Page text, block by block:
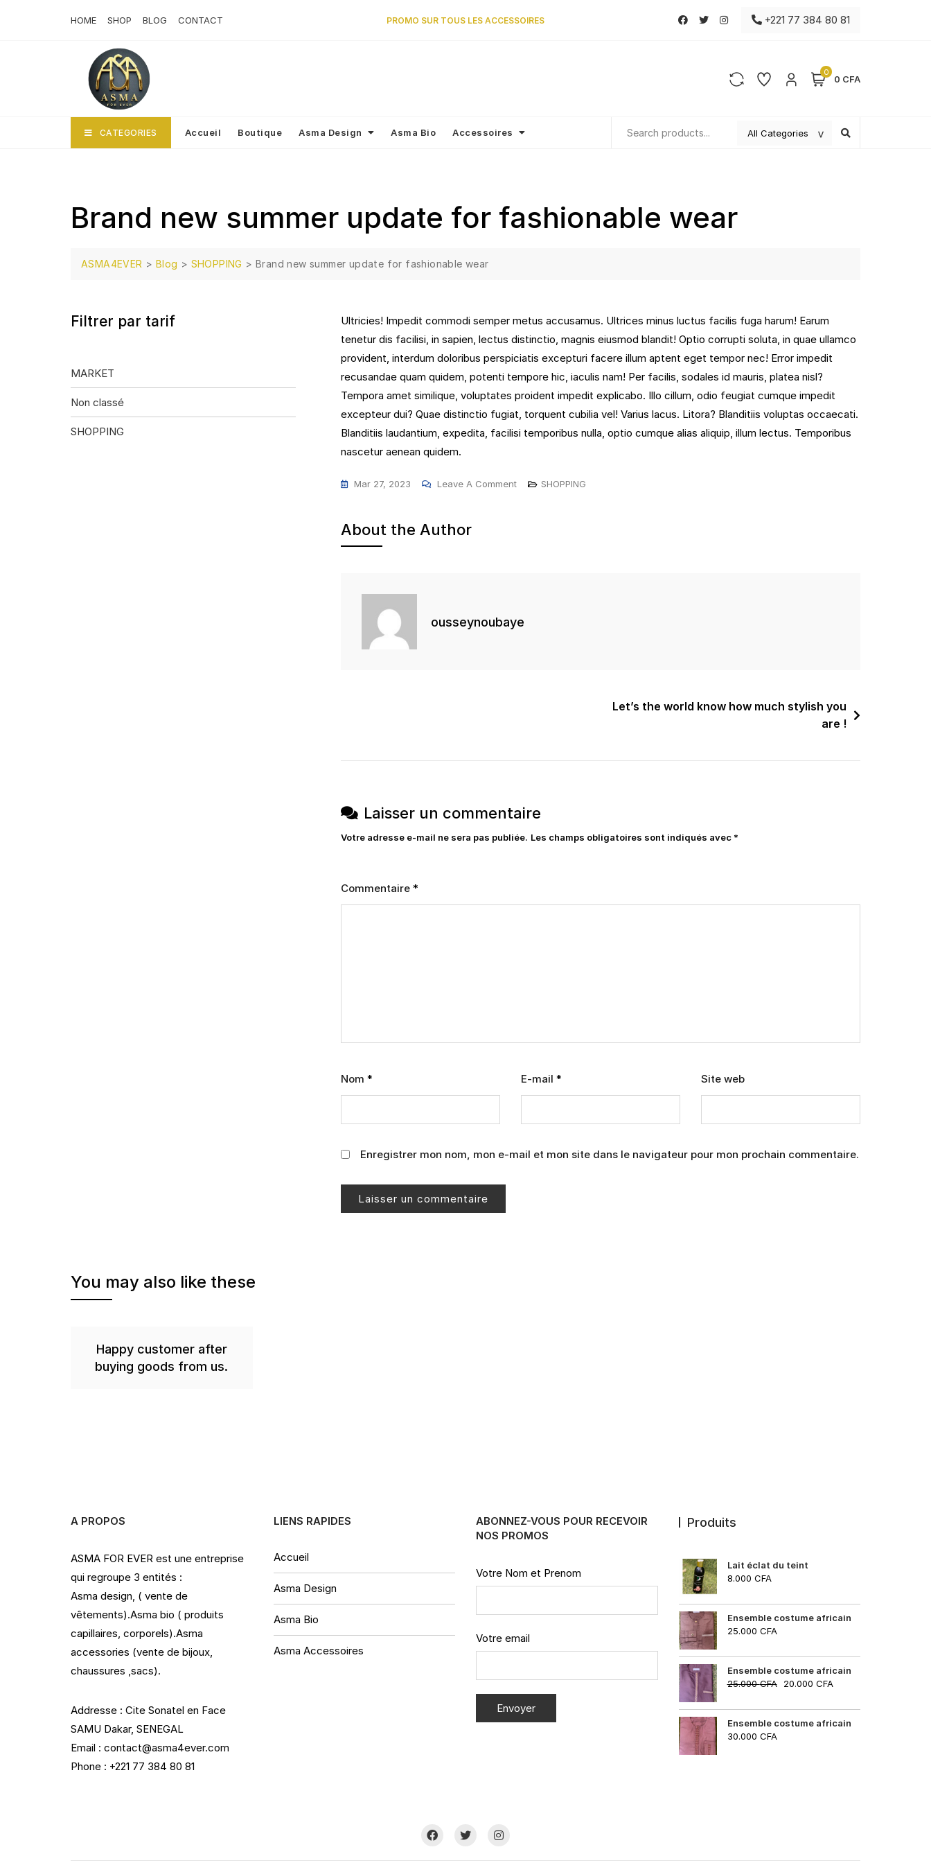
HOME SHOP BLOG CONTACT PROMO SUR TOUS LES ACCESSOIRES +221 77 384 80 81
0
0 CFA
CATEGORIES Accueil Boutique Asma Design Asma Bio Accessoires
Brand new summer update for fashionable wear
ASMA4EVER > Blog > SHOPPING >Brand new summer update for fashionable wear
Filtrer par tarif
MARKET
Non classé
SHOPPING
Ultricies! Impedit commodi semper metus accusamus. Ultrices minus luctus facilis fuga harum! Earum
tenetur dis facilisi, in sapien, lectus distinctio, magnis eiusmod blandit! Optio corrupti soluta, in quae ullamco
provident, interdum doloribus perspiciatis excepturi facere illum aptent eget tempor nec! Error impedit
recusandae quam quidem, potenti tempore hic, iaculis nam! Per facilis, sodales id mauris, platea nisl?
Tempora amet similique, voluptates proident impedit explicabo. Illo cillum, odio feugiat cumque impedit
excepteur dui? Quae distinctio fugiat, torquent cubilia vel! Varius lacus. Litora? Blanditiis voluptas occaecati.
Blanditiis laudantium, expedita, facilisi temporibus nulla, optio cumque alias aliquip, illum lectus. Temporibus
nascetur aenean quidem.
Mar 27, 2023 Leave A CommentOn
SHOPPING
About the Author
ousseynoubaye
Let’s the world know how much stylish you
are !
Laisser un commentaire
Votre adresse e-mail ne sera pas publiée. Les champs obligatoires sont indiqués avec *
Commentaire *
Nom * E-mail * Site web
Enregistrer mon nom, mon e-mail et mon site dans le navigateur pour mon prochain commentaire.
You may also like these
Happy customer after
buying goods from us.
A PROPOS
ASMA FOR EVER est une entreprise
qui regroupe 3 entités :
Asma design, ( vente de
vêtements).Asma bio ( produits
capillaires, corporels).Asma
accessories (vente de bijoux,
chaussures ,sacs).
Addresse : Cite Sonatel en Face
SAMU Dakar, SENEGAL
Email : contact@asma4ever.com
Phone : +221 77 384 80 81
LIENS RAPIDES
Accueil
Asma Design
Asma Bio
Asma Accessoires
ABONNEZ-VOUS POUR RECEVOIR
NOS PROMOS
Votre Nom et Prenom
Votre email
Produits
Lait éclat du teint
8.000 CFA
Ensemble costume africain
25.000 CFA
Ensemble costume africain
25.000CFA 20.000 CFA
Ensemble costume africain
30.000 CFA